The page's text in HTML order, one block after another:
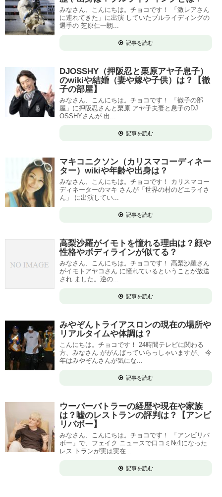
みなさん、こんにちは。チョコです！ 「激レアさん
に連れてきた」に出演 していたブルライディングの
選手の 芝原仁一朗...
記事を読む
DJOSSHY（押阪忍と栗原アヤ子息子）
のwikiや結婚（妻や嫁や子供）は？【徹
子の部屋】
みなさん、こんにちは。チョコです！ 「徹子の部
屋」に押阪忍さんと栗原 アヤ子夫妻と息子のDJ
OSSHYさんが 出...
記事を読む
マキコニクソン（カリスマコーディネー
ター）wikiや年齢や出身は？
みなさん、こんにちは。チョコです！ カリスマコー
ディネーターのマキ さんが「世界の村のどエライさ
ん」 に出演してい...
記事を読む
高梨沙羅がイモトを憧れる理由は？顔や
性格やボディラインが似てる？
みなさん、こんにちは。チョコです！ 高梨沙羅さん
がイモトアヤコさん に憧れているということが放送
され ました。逆の...
記事を読む
みやぞんトライアスロンの現在の場所や
リアルタイムや体調は？
こんにちは。チョコです！ 24時間テレビに関わる
方、みなさん ががんばっていらっしゃいますが、 今
年はみやぞんさんが気にな...
記事を読む
ウーバーバトラーの経歴や現在や家族
は？嘘のレストランの評判は？【アンビ
リバボー】
みなさん、こんにちは。チョコです！ 「アンビリバ
ボー」で、フェイク ニュースで口コミ№1になった
レス トランが実は実在...
記事を読む